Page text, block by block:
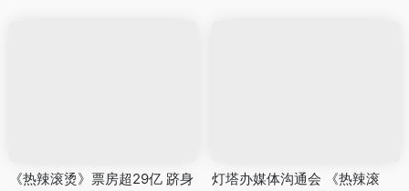
《热辣滚烫》票房超29亿 跻身
灯塔办媒体沟通会 《热辣滚